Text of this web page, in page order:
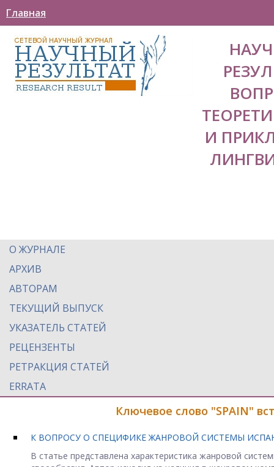
Главная
И
О ЖУРНАЛЕ
АРХИВ
АВТОРАМ
ТЕКУЩИЙ ВЫПУСК
УКАЗАТЕЛЬ СТАТЕЙ
РЕЦЕНЗЕНТЫ
РЕТРАКЦИЯ СТАТЕЙ
ERRATA
Ключевое слово "SPAIN"
К ВОПРОСУ О СПЕЦИФИКЕ ЖАНРОВОЙ СИСТЕМЫ
В статье представлена характеристика жанровой